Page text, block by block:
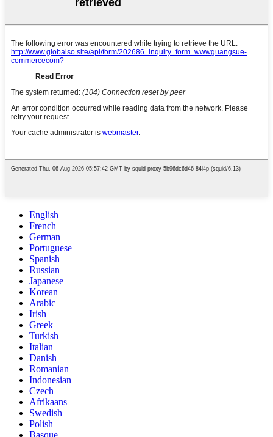
English
French
German
Portuguese
Spanish
Russian
Japanese
Korean
Arabic
Irish
Greek
Turkish
Italian
Danish
Romanian
Indonesian
Czech
Afrikaans
Swedish
Polish
Basque